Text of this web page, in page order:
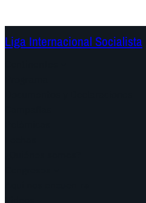
Liga Internacional Socialista